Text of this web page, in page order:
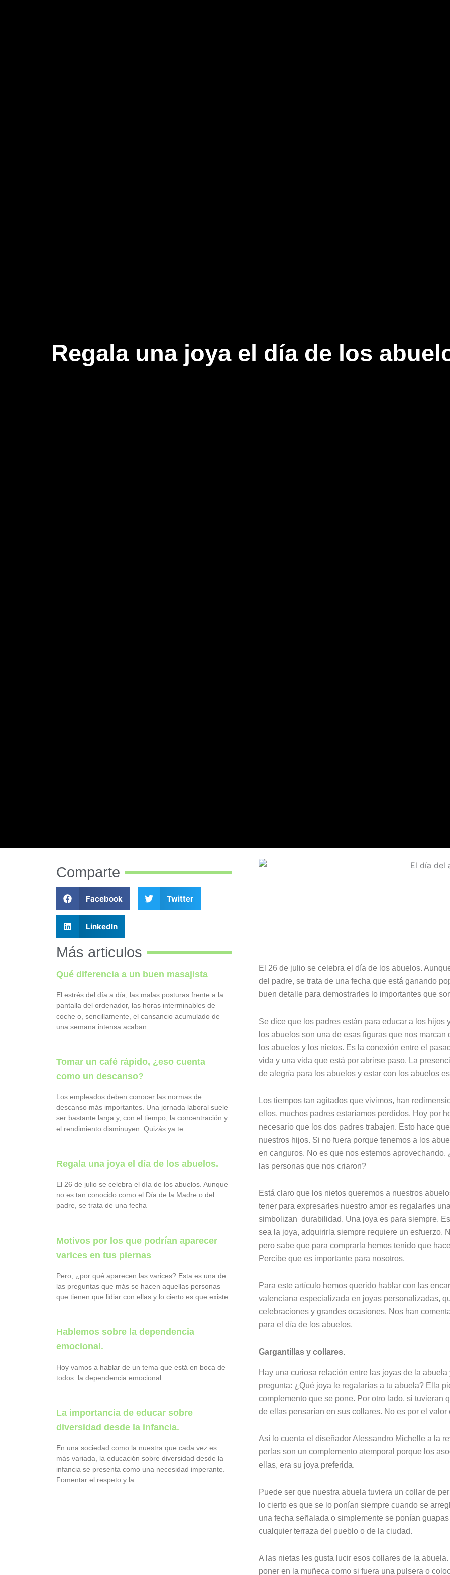
Regala una joya el día de los
Comparte
Facebook Twitter
LinkedIn
Más articulos
Qué diferencia a un buen masajista
El estrés del día a día, las malas posturas frente a la
pantalla del ordenador, las horas interminables de
coche o, sencillamente, el cansancio acumulado de
una semana intensa acaban
Tomar un café rápido, ¿eso cuenta
como un descanso?
Los empleados deben conocer las normas de
descanso más importantes. Una jornada laboral suele
ser bastante larga y, con el tiempo, la concentración y
el rendimiento disminuyen. Quizás ya te
Regala una joya el día de los abuelos.
El 26 de julio se celebra el día de los abuelos. Aunque
no es tan conocido como el Día de la Madre o del
padre, se trata de una fecha
Motivos por los que podrían aparecer
varices en tus piernas
Pero, ¿por qué aparecen las varices? Esta es una de
las preguntas que más se hacen aquellas personas
que tienen que lidiar con ellas y lo cierto es que existe
Hablemos sobre la dependencia
emocional.
Hoy vamos a hablar de un tema que está en boca de
todos: la dependencia emocional.
La importancia de educar sobre
diversidad desde la infancia.
En una sociedad como la nuestra que cada vez es
más variada, la educación sobre diversidad desde la
infancia se presenta como una necesidad imperante.
Fomentar el respeto y la
El 26 de julio se celebra el día de los abuelos.
del padre, se trata de una fecha que está ganando
buen detalle para demostrarles lo importantes que
Se dice que los padres están para educar a los
los abuelos son una de esas figuras que nos
los abuelos y los nietos. Es la conexión entre el
vida y una vida que está por abrirse paso. La
de alegría para los abuelos y estar con los abuelos
Los tiempos tan agitados que vivimos, han
ellos, muchos padres estaríamos perdidos. Hoy por
necesario que los dos padres trabajen. Esto hace
nuestros hijos. Si no fuera porque tenemos a los
en canguros. No es que nos estemos
las personas que nos criaron?
Está claro que los nietos queremos a nuestros
tener para expresarles nuestro amor es regalarles
simbolizan durabilidad. Una joya es para siempre.
sea la joya, adquirirla siempre requiere un esfuerzo.
pero sabe que para comprarla hemos tenido que
Percibe que es importante para nosotros.
Para este artículo hemos querido hablar con las
valenciana especializada en joyas personalizadas,
celebraciones y grandes ocasiones. Nos han
para el día de los abuelos.
Gargantillas y collares.
Hay una curiosa relación entre las joyas de la
pregunta: ¿Qué joya le regalarías a tu abuela? Ella
complemento que se pone. Por otro lado, si tuvieran
de ellas pensarían en sus collares. No es por el
Así lo cuenta el diseñador Alessandro Michelle a la
perlas son un complemento atemporal porque los
ellas, era su joya preferida.
Puede ser que nuestra abuela tuviera un collar de
lo cierto es que se lo ponían siempre cuando se
una fecha señalada o simplemente se ponían
cualquier terraza del pueblo o de la ciudad.
A las nietas les gusta lucir esos collares de la
poner en la muñeca como si fuera una pulsera o